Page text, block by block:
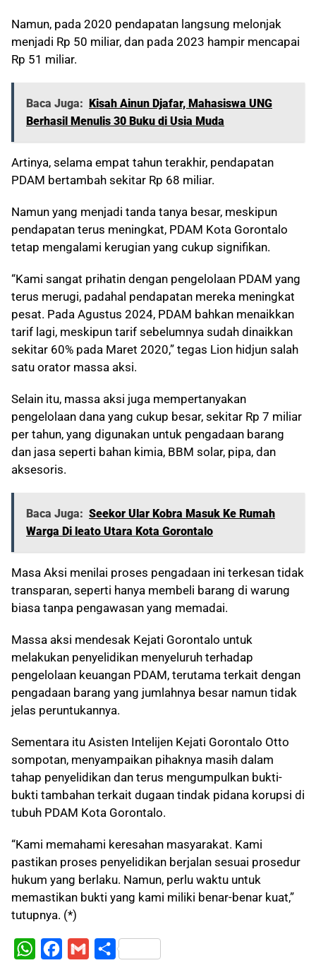
Namun, pada 2020 pendapatan langsung melonjak
menjadi Rp 50 miliar, dan pada 2023 hampir mencapai
Rp 51 miliar.
Baca Juga: Kisah Ainun Djafar, Mahasiswa UNG
Berhasil Menulis 30 Buku di Usia Muda
Artinya, selama empat tahun terakhir, pendapatan
PDAM bertambah sekitar Rp 68 miliar.
Namun yang menjadi tanda tanya besar, meskipun
pendapatan terus meningkat, PDAM Kota Gorontalo
tetap mengalami kerugian yang cukup signifikan.
“Kami sangat prihatin dengan pengelolaan PDAM yang
terus merugi, padahal pendapatan mereka meningkat
pesat. Pada Agustus 2024, PDAM bahkan menaikkan
tarif lagi, meskipun tarif sebelumnya sudah dinaikkan
sekitar 60% pada Maret 2020,” tegas Lion hidjun salah
satu orator massa aksi.
Selain itu, massa aksi juga mempertanyakan
pengelolaan dana yang cukup besar, sekitar Rp 7 miliar
per tahun, yang digunakan untuk pengadaan barang
dan jasa seperti bahan kimia, BBM solar, pipa, dan
aksesoris.
Baca Juga: Seekor Ular Kobra Masuk Ke Rumah
Warga Di leato Utara Kota Gorontalo
Masa Aksi menilai proses pengadaan ini terkesan tidak
transparan, seperti hanya membeli barang di warung
biasa tanpa pengawasan yang memadai.
Massa aksi mendesak Kejati Gorontalo untuk
melakukan penyelidikan menyeluruh terhadap
pengelolaan keuangan PDAM, terutama terkait dengan
pengadaan barang yang jumlahnya besar namun tidak
jelas peruntukannya.
Sementara itu Asisten Intelijen Kejati Gorontalo Otto
sompotan, menyampaikan pihaknya masih dalam
tahap penyelidikan dan terus mengumpulkan bukti-
bukti tambahan terkait dugaan tindak pidana korupsi di
tubuh PDAM Kota Gorontalo.
“Kami memahami keresahan masyarakat. Kami
pastikan proses penyelidikan berjalan sesuai prosedur
hukum yang berlaku. Namun, perlu waktu untuk
memastikan bukti yang kami miliki benar-benar kuat,”
tutupnya. (*)
W
S